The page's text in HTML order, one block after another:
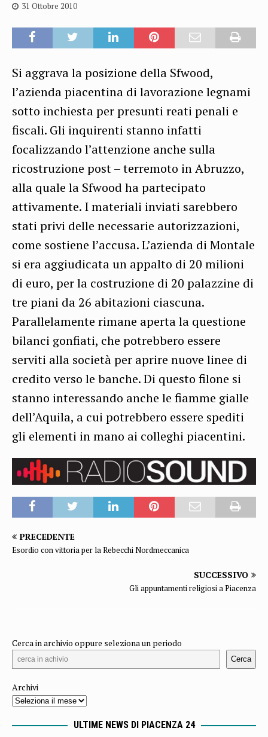
31 Ottobre 2010
Si aggrava la posizione della Sfwood,
l’azienda piacentina di lavorazione legnami
sotto inchiesta per presunti reati penali e
fiscali. Gli inquirenti stanno infatti
focalizzando l’attenzione anche sulla
ricostruzione post – terremoto in Abruzzo,
alla quale la Sfwood ha partecipato
attivamente. I materiali inviati sarebbero
stati privi delle necessarie autorizzazioni,
come sostiene l’accusa. L’azienda di Montale
si era aggiudicata un appalto di 20 milioni
di euro, per la costruzione di 20 palazzine di
tre piani da 26 abitazioni ciascuna.
Parallelamente rimane aperta la questione
bilanci gonfiati, che potrebbero essere
serviti alla società per aprire nuove linee di
credito verso le banche. Di questo filone si
stanno interessando anche le fiamme gialle
dell’Aquila, a cui potrebbero essere spediti
gli elementi in mano ai colleghi piacentini.
PRECEDENTE
Esordio con vittoria per la Rebecchi Nordmeccanica
SUCCESSIVO
Gli appuntamenti religiosi a Piacenza
Cerca in archivio oppure seleziona un periodo
Cerca
Archivi
ULTIME NEWS DI PIACENZA 24